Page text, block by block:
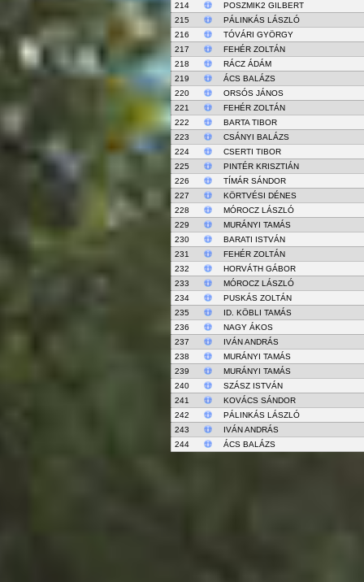
214
POSZMIK2 GILBERT
215
PÁLINKÁS LÁSZLÓ
216
TÓVÁRI GYÖRGY
217
FEHÉR ZOLTÁN
218
RÁCZ ÁDÁM
219
ÁCS BALÁZS
220
ORSÓS JÁNOS
221
FEHÉR ZOLTÁN
222
BARTA TIBOR
223
CSÁNYI BALÁZS
224
CSERTI TIBOR
225
PINTÉR KRISZTIÁN
226
TÍMÁR SÁNDOR
227
KÖRTVÉSI DÉNES
228
MÓROCZ LÁSZLÓ
229
MURÁNYI TAMÁS
230
BARATI ISTVÁN
231
FEHÉR ZOLTÁN
232
HORVÁTH GÁBOR
233
MÓROCZ LÁSZLÓ
234
PUSKÁS ZOLTÁN
235
ID. KÖBLI TAMÁS
236
NAGY ÁKOS
237
IVÁN ANDRÁS
238
MURÁNYI TAMÁS
239
MURÁNYI TAMÁS
240
SZÁSZ ISTVÁN
241
KOVÁCS SÁNDOR
242
PÁLINKÁS LÁSZLÓ
243
IVÁN ANDRÁS
244
ÁCS BALÁZS